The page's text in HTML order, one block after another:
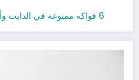
6 فواكه ممنوعة في الدايت وأخرى مسموحة